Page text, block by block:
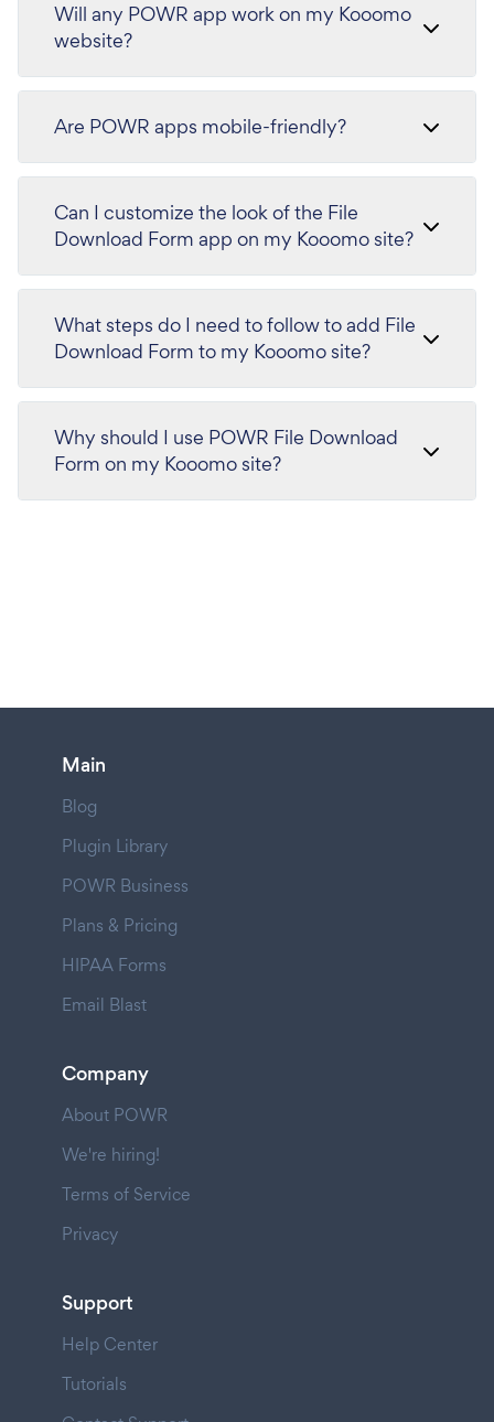
Will any POWR app work on my Kooomo
website?
Are POWR apps mobile-friendly?
Can I customize the look of the File
Download Form app on my Kooomo site?
What steps do I need to follow to add File
Download Form to my Kooomo site?
Why should I use POWR File Download
Form on my Kooomo site?
Main
Blog
Plugin Library
POWR Business
Plans & Pricing
HIPAA Forms
Email Blast
Company
About POWR
We're hiring!
Terms of Service
Privacy
Support
Help Center
Tutorials